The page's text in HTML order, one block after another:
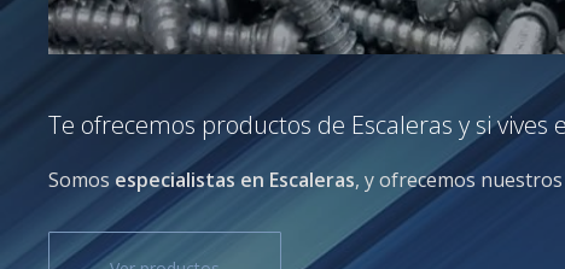
Te ofrecemos productos de Escaleras y si
Somos especialistas en Escaleras, y ofrecemos